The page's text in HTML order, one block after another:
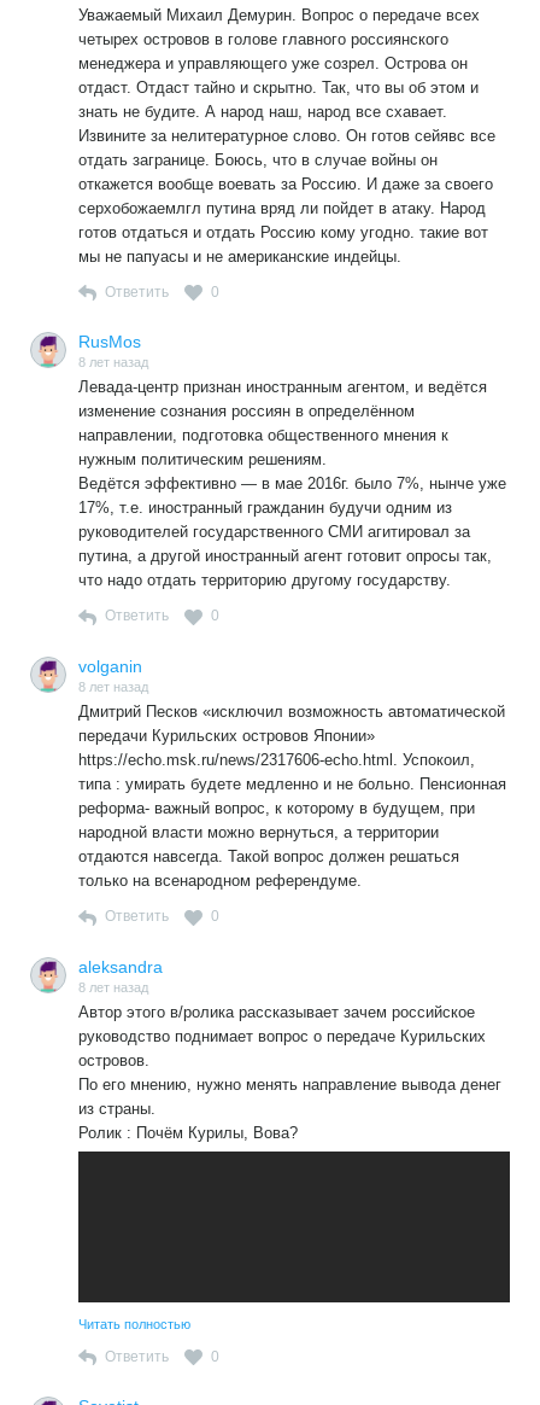
Уважаемый Михаил Демурин. Вопрос о передаче всех
четырех островов в голове главного россиянского
менеджера и управляющего уже созрел. Острова он
отдаст. Отдаст тайно и скрытно. Так, что вы об этом и
знать не будите. А народ наш, народ все схавает.
Извините за нелитературное слово. Он готов сейявс все
отдать загранице. Боюсь, что в случае войны он
откажется вообще воевать за Россию. И даже за своего
серхобожаемлгл путина вряд ли пойдет в атаку. Народ
готов отдаться и отдать Россию кому угодно. такие вот
мы не папуасы и не американские индейцы.
Ответить 0
RusMos
8 лет назад
Левада-центр признан иностранным агентом, и ведётся
изменение сознания россиян в определённом
направлении, подготовка общественного мнения к
нужным политическим решениям.
Ведётся эффективно — в мае 2016г. было 7%, нынче уже
17%, т.е. иностранный гражданин будучи одним из
руководителей государственного СМИ агитировал за
путина, а другой иностранный агент готовит опросы так,
что надо отдать территорию другому государству.
Ответить 0
volganin
8 лет назад
Дмитрий Песков «исключил возможность автоматической
передачи Курильских островов Японии»
https://echo.msk.ru/news/2317606-echo.html. Успокоил,
типа : умирать будете медленно и не больно. Пенсионная
реформа- важный вопрос, к которому в будущем, при
народной власти можно вернуться, а территории
отдаются навсегда. Такой вопрос должен решаться
только на всенародном референдуме.
Ответить 0
aleksandra
8 лет назад
Автор этого в/ролика рассказывает зачем российское
руководство поднимает вопрос о передаче Курильских
островов.
По его мнению, нужно менять направление вывода денег
из страны.
Ролик : Почём Курилы, Вова?
Читать полностью
Ответить 0